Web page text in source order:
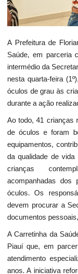
A Prefeitura de
Saúde, em parceria
intermédio da
nesta quarta-feira
óculos de grau às
durante a ação
Ao todo, 41 crianças
de óculos e foram
equipamentos,
da qualidade de
crianças
acompanhadas dos
óculos. Os
devem procurar a
documentos
A Carretinha da
Piauí que, em
atendimento
anos. A iniciativa